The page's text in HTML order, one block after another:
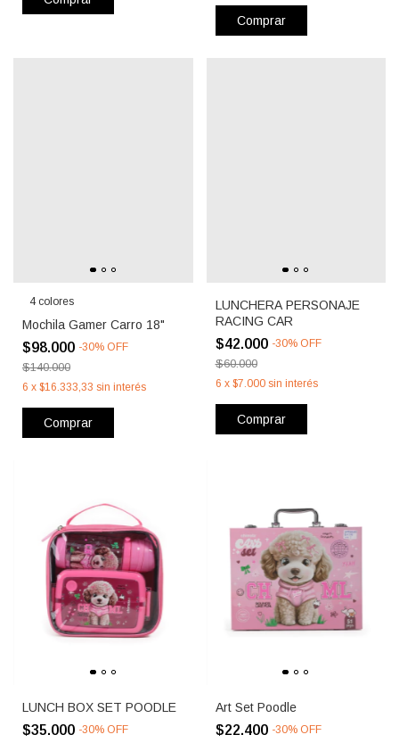
Comprar
4 colores
Mochila Gamer Carro 18"
$98.000 -30% OFF
$140.000
6 x $16.333,33 sin interés
Comprar
LUNCHERA PERSONAJE
RACING CAR
$42.000 -30% OFF
$60.000
6 x $7.000 sin interés
Comprar
LUNCH BOX SET POODLE
$35.000 -30% OFF
Art Set Poodle
$22.400 -30% OFF